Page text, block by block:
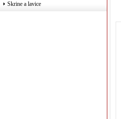
Skrine a lavice